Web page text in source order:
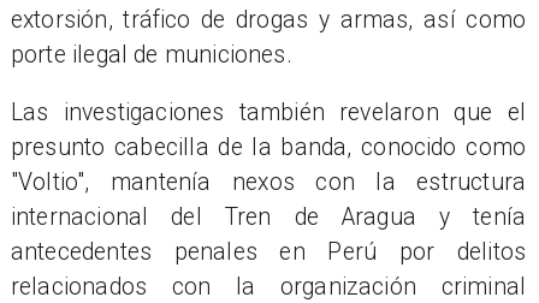
extorsión, tráfico de drogas y armas, así como
porte ilegal de municiones.
Las investigaciones también revelaron que el
presunto cabecilla de la banda, conocido como
"Voltio", mantenía nexos con la estructura
internacional del Tren de Aragua y tenía
antecedentes penales en Perú por delitos
relacionados con la organización criminal